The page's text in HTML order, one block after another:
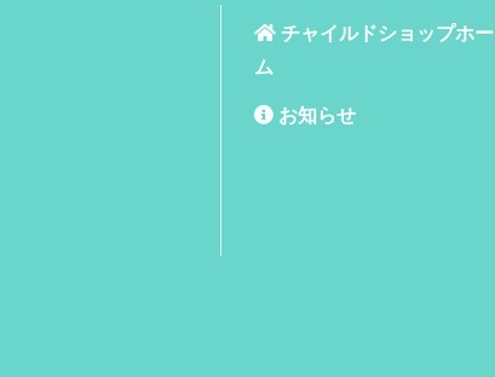
チャイルドショップホー
ム
お知らせ